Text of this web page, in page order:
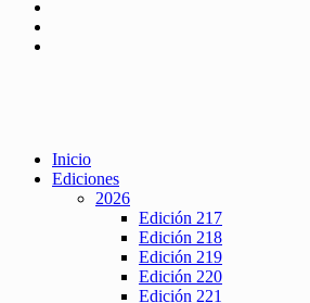
Inicio
Ediciones
2026
Edición 217
Edición 218
Edición 219
Edición 220
Edición 221